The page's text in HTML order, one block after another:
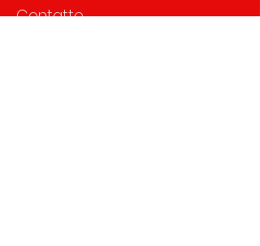
Contatto